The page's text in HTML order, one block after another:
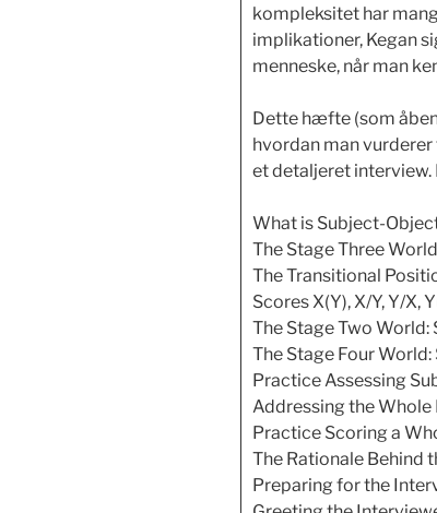
kompleksitet har
implikationer, Kegan
menneske, når man
Dette hæfte (som
hvordan man
et detaljeret interview.
What is Subject-
The Stage Three
The Transitional
Scores X(Y), X/Y, Y/X,
The Stage Two World:
The Stage Four World:
Practice Assessing
Addressing the Whole
Practice Scoring a
The Rationale Behind
Preparing for the